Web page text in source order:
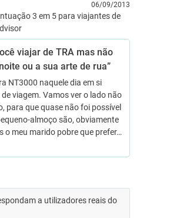
06/09/2013
viajar de TRA mas não
ou a sua arte de rua”
NT3000 naquele dia em si
viagem. Vamos ver o lado não
para que quase não foi possível
almoço são, obviamente
o meu marido pobre que prefer…
a utilizadores reais do